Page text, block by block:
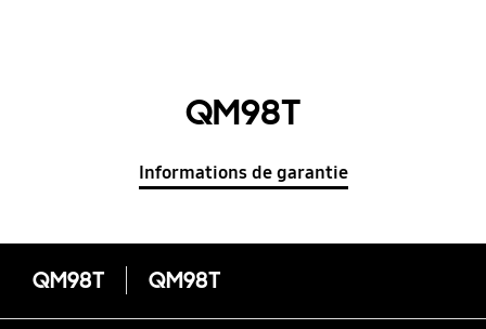
QM98T
Informations de garantie
QM98T QM98T